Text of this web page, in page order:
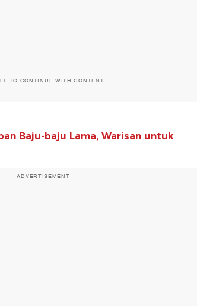
TO CONTINUE WITH CONTENT
Baju-baju Lama, Warisan untuk
ADVERTISEMENT